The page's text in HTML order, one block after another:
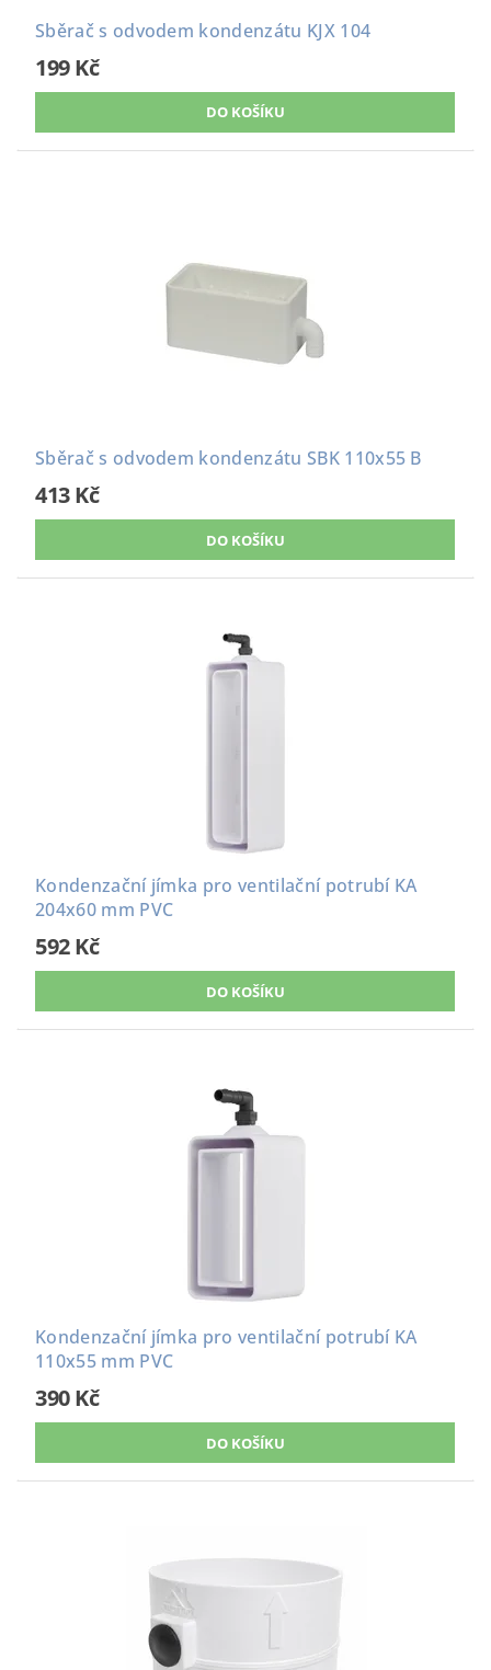
Sběrač s odvodem kondenzátu KJX 104
199 Kč
Sběrač s odvodem kondenzátu SBK 110x55 B
413 Kč
Kondenzační jímka pro ventilační potrubí KA
204x60 mm PVC
592 Kč
Kondenzační jímka pro ventilační potrubí KA
110x55 mm PVC
390 Kč